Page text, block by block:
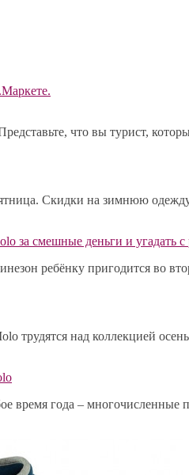
что вы турист,
Скидки на зимнюю
за смешные деньги и угадать с
ребёнку пригодится во
трудятся над коллекцией
время года – многочисленные